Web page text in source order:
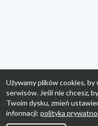
Używamy plików cookies, by
serwisów. Jeśli nie chcesz,
Twoim dysku, zmień
informacji: polityka